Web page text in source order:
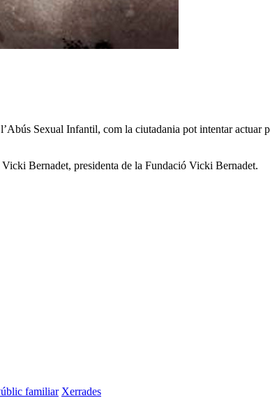
Sexual Infantil, com la ciutadania pot intentar actuar
Bernadet, presidenta de la Fundació Vicki Bernadet.
familiar Xerrades